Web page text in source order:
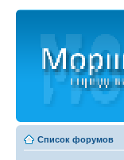
Список форумов